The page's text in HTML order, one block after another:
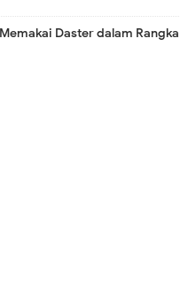
Daster dalam Rangka